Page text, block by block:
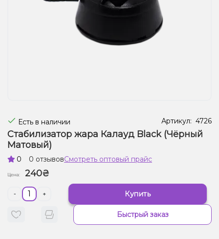
Жидкости для электронных сигарет
Подарочные наборы
Есть в наличии Артикул: 4726
Стабилизатор жара Калауд Black (Чёрный
Матовый)
0 0 отзывовСмотреть оптовый прайс
Цена: 240₴
- + Купить
Быстрый заказ